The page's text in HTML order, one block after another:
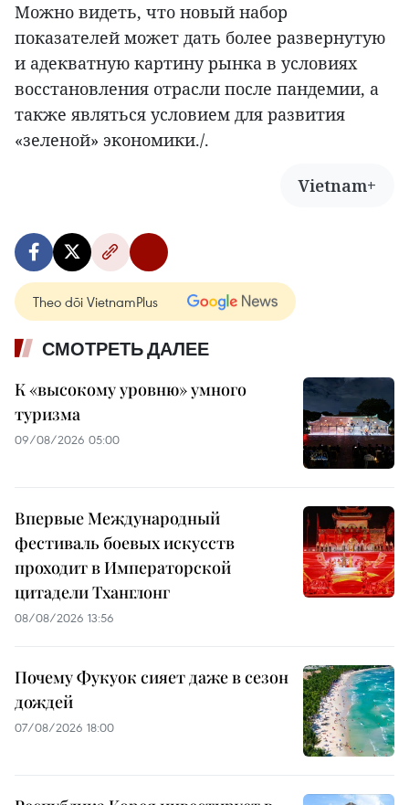
Можно видеть, что новый набор
показателей может дать более развернутую
и адекватную картину рынка в условиях
восстановления отрасли после пандемии, а
также являться условием для развития
«зеленой» экономики./.
Vietnam+
Theo dõi VietnamPlus
СМОТРЕТЬ ДАЛЕЕ
К «высокому уровню» умного
туризма
09/08/2026 05:00
Впервые Международный
фестиваль боевых искусств
проходит в Императорской
цитадели Тханглонг
08/08/2026 13:56
Почему Фукуок сияет даже в сезон
дождей
07/08/2026 18:00